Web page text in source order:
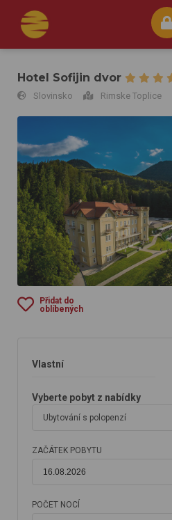
Hotel Sofijin dvor
Slovinsko Rimske Toplice
Přidat do
oblíbených
Vlastní
Vyberte pobyt z nabídky
Ubytování s polopenzí
ZAČÁTEK POBYTU
POČET NOCÍ